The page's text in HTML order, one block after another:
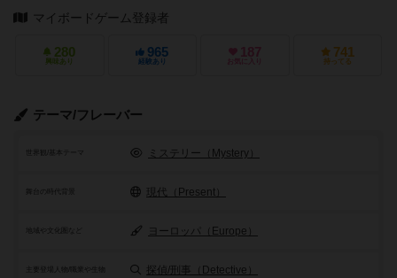
マイボードゲーム登録者
280
興味あり
965
経験あり
187
お気に入り
741
持ってる
テーマ/フレーバー
世界観/基本テーマ ミステリー（Mystery）
舞台の時代背景 現代（Present）
地域や文化圏など ヨーロッパ（Europe）
探偵/刑事（Detective）